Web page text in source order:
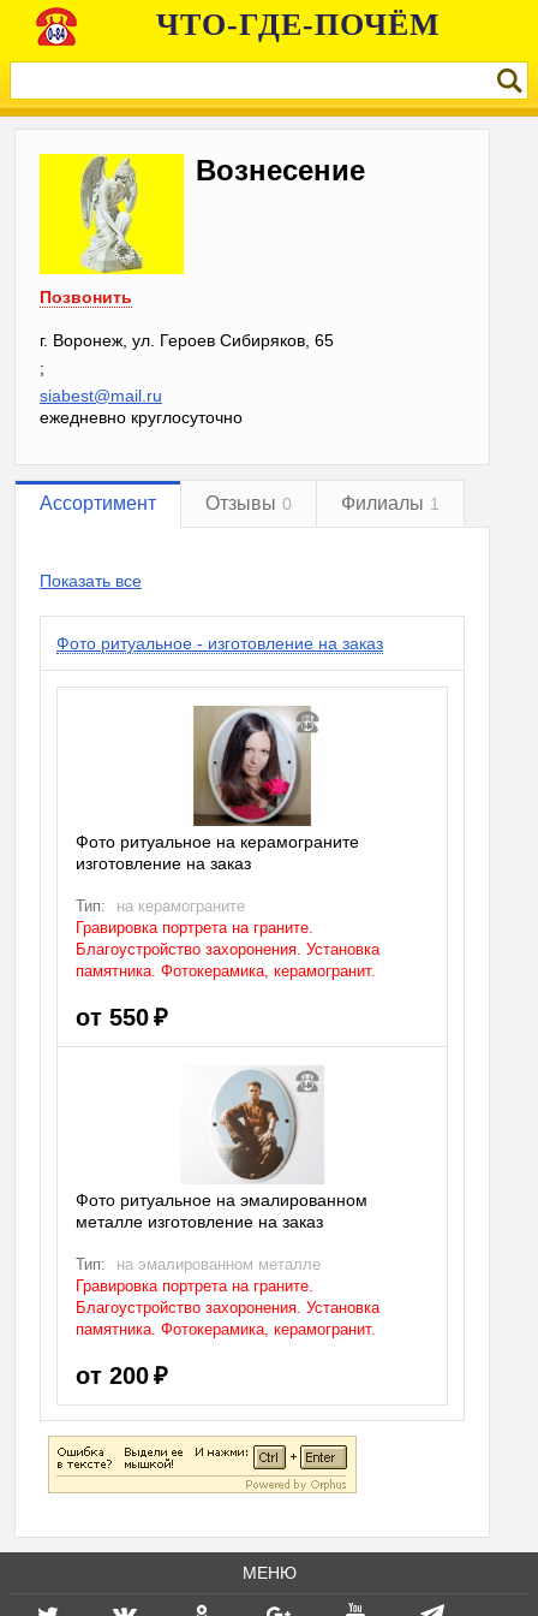
ЧТО-ГДЕ-ПОЧЁМ
Вознесение
Позвонить
г. Воронеж, ул. Героев Сибиряков, 65
;
siabest@mail.ru
ежедневно круглосуточно
Ассортимент Отзывы 0 Филиалы 1
Показать все
Фото ритуальное - изготовление на заказ
Фото ритуальное на керамограните
изготовление на заказ
Тип:
на керамограните
Гравировка портрета на граните.
Благоустройство захоронения. Установка
памятника. Фотокерамика, керамогранит.
от 550 ₽
Фото ритуальное на эмалированном
металле изготовление на заказ
Тип:
на эмалированном металле
Гравировка портрета на граните.
Благоустройство захоронения. Установка
памятника. Фотокерамика, керамогранит.
от 200 ₽
МЕНЮ